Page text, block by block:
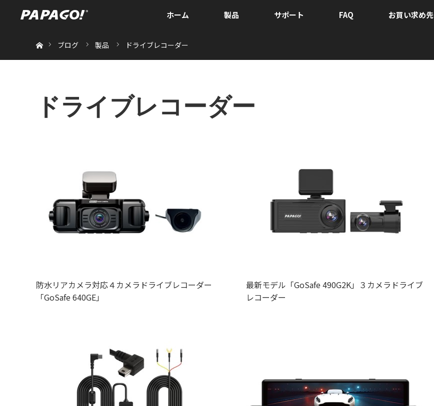
ホーム 製品 サポート FAQ お買い求め先
ブログ
製品 ドライブレコーダー
ドライブレコーダー
防水リアカメラ対応４カメラドライブレコーダー
「GoSafe 640GE」
最新モデル「GoSafe 490G2K」３カメラドライブ
レコーダー